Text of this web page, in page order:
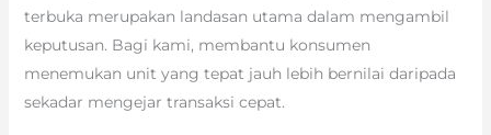
terbuka merupakan landasan utama dalam mengambil
keputusan. Bagi kami, membantu konsumen
menemukan unit yang tepat jauh lebih bernilai daripada
sekadar mengejar transaksi cepat.